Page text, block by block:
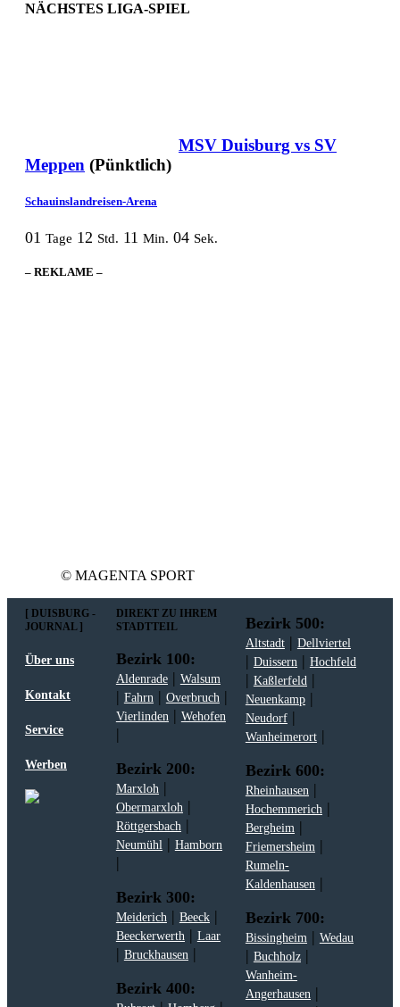
NÄCHSTES LIGA-SPIEL
MSV Duisburg vs SV
Meppen (Pünktlich)
Schauinslandreisen-Arena
01 Tage 12 Std. 11 Min. 04 Sek.
– REKLAME –
© MAGENTA SPORT
[ DUISBURG -
JOURNAL ]
Über uns
Kontakt
Service
Werben
DIREKT ZU IHREM
STADTTEIL
Bezirk 100:
Aldenrade| Walsum
| Fahrn| Overbruch|
Vierlinden| Wehofen
|
Bezirk 200:
Marxloh|
Obermarxloh|
Röttgersbach|
Neumühl| Hamborn
|
Bezirk 300:
Meiderich| Beeck|
Beeckerwerth| Laar
| Bruckhausen|
Bezirk 400:
Bezirk 500:
Altstadt| Dellviertel
| Duissern| Hochfeld
| Kaßlerfeld|
Neuenkamp|
Neudorf|
Wanheimerort|
Bezirk 600:
Rheinhausen|
Hochemmerich|
Bergheim|
Friemersheim|
Rumeln-
Kaldenhausen|
Bezirk 700:
Bissingheim| Wedau
| Buchholz|
Wanheim-
Angerhausen|